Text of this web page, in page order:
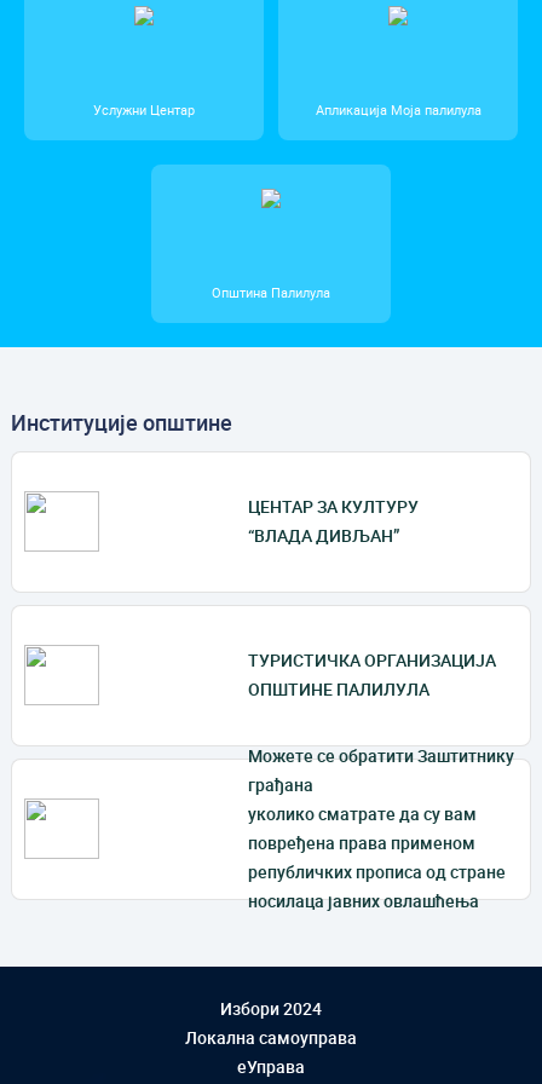
Услужни Центар Апликација Моја палилула
Општина Палилула
Институције општине
ЦЕНТАР ЗА КУЛТУРУ
“ВЛАДА ДИВЉАН”
ТУРИСТИЧКА ОРГАНИЗАЦИЈА
ОПШТИНЕ ПАЛИЛУЛА
Mожете се обратити Заштитнику
грађана
уколико сматрате да су вам
повређена права применом
републичких прописа од стране
носилаца јавних овлашћења
Избори 2024
Локална самоуправа
еУправа